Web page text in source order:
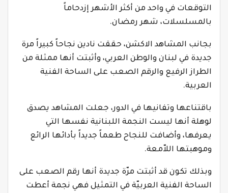
التوقعات في واحد من أكثر الأشهر إزدحاماً
بالمسلسلات، شهر رمضان.
بجانب المشاهد الاكشن، حققت نادين نجاحاً كبيراً مرة
جديدة في لبنان والوطن العربي، وأثبتت أنها ممثلة من
الطراز الرفيع والرقم الصعب على الساحة الفنية
العربية.
باقتناعها وتفانيها في الدور، جعلت المشاهد يصدق
لوهلة أنها ليست النجمة اللبنانية نفسها التي
يعرفها، وأضافت للنجاح طعماً جديداً بأدائها الرائع
وموهبتها اللاّمعة.
وبذلك تكون قد أثبتت مرّة جديدة أنها رقم الصعب على
الساحة الفنية العربيّة في التمثيل فهي نجمة أعطت